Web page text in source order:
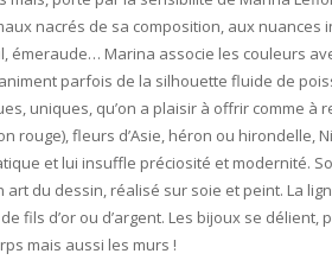
nacrés de sa composition, aux nuances
émeraude… Marina associe les couleurs
parfois de la silhouette fluide de
uniques, qu’on a plaisir à offrir comme à
rouge), fleurs d’Asie, héron ou hirondelle,
et lui insuffle préciosité et modernité.
art du dessin, réalisé sur soie et peint. La
fils d’or ou d’argent. Les bijoux se délient,
mais aussi les murs !